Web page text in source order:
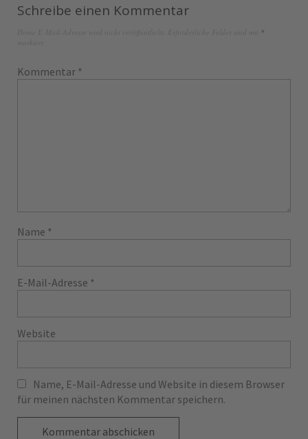
Schreibe einen Kommentar
*
Kommentar *
Name *
E-Mail-Adresse *
Website
Name, E-Mail-Adresse und Website in diesem Browser
für meinen nächsten Kommentar speichern.